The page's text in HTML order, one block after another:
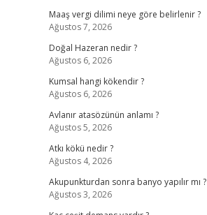
Maaş vergi dilimi neye göre belirlenir ?
Ağustos 7, 2026
Doğal Hazeran nedir ?
Ağustos 6, 2026
Kumsal hangi kökendir ?
Ağustos 6, 2026
Avlanır atasözünün anlamı ?
Ağustos 5, 2026
Atkı kökü nedir ?
Ağustos 4, 2026
Akupunkturdan sonra banyo yapılır mı ?
Ağustos 3, 2026